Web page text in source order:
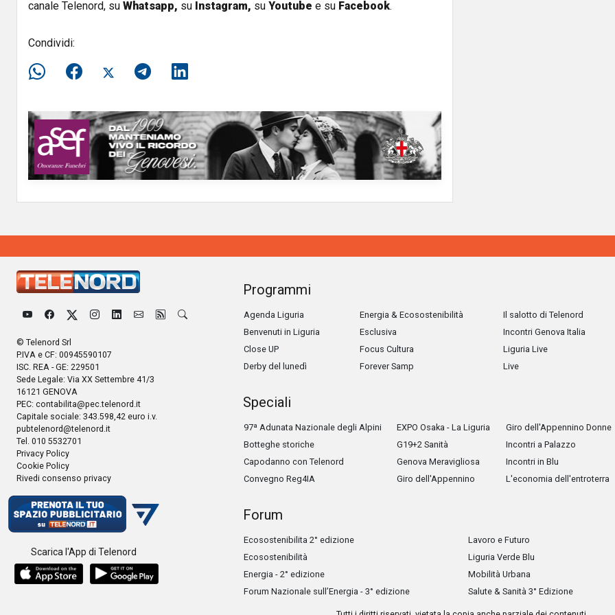
canale Telenord, su Whatsapp, su Instagram, su Youtube e su Facebook.
Condividi:
© Telenord Srl
P.IVA e CF: 00945590107
ISC. REA - GE: 229501
Sede Legale: Via XX Settembre 41/3
16121 GENOVA
PEC: contabilita@pec.telenord.it
Capitale sociale: 343.598,42 euro i.v.
pubtelenord@telenord.it
Tel. 010 5532701
Privacy Policy
Cookie Policy
Rivedi consenso privacy
Scarica l'App di Telenord
Programmi
Agenda Liguria
Benvenuti in Liguria
Close UP
Derby del lunedì
Energia & Ecosostenibilità
Esclusiva
Focus Cultura
Forever Samp
Il salotto di Telenord
Incontri Genova Italia
Liguria Live
Live
Speciali
97ª Adunata Nazionale degli Alpini
Botteghe storiche
Capodanno con Telenord
Convegno Reg4IA
EXPO Osaka - La Liguria
G19+2 Sanità
Genova Meravigliosa
Giro dell'Appennino
Giro dell'Appennino Donne
Incontri a Palazzo
Incontri in Blu
L'economia dell'entroterra
Forum
Ecosostenibilita 2° edizione
Ecosostenibilità
Energia - 2° edizione
Forum Nazionale sull’Energia - 3° edizione
Lavoro e Futuro
Liguria Verde Blu
Mobilità Urbana
Salute & Sanità 3° Edizione